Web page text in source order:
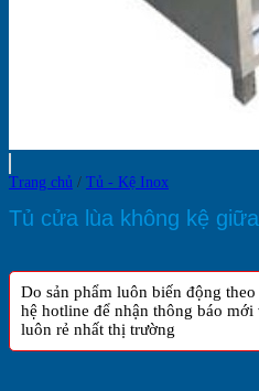
Trang chủ / Tủ - Kệ Inox
Tủ cửa lùa không kệ giữa
Do sản phẩm luôn biến động
hệ hotline để nhận thông báo
luôn rẻ nhất thị trường